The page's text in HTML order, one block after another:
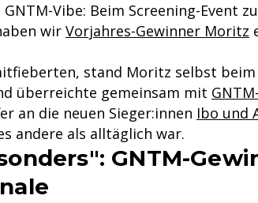
Vibe: Beim Screening-Event
wir Vorjahres-Gewinner Moritz
stand Moritz selbst beim
überreichte gemeinsam mit
an die neuen Sieger:innen Ibo und
andere als alltäglich war.
GNTM-